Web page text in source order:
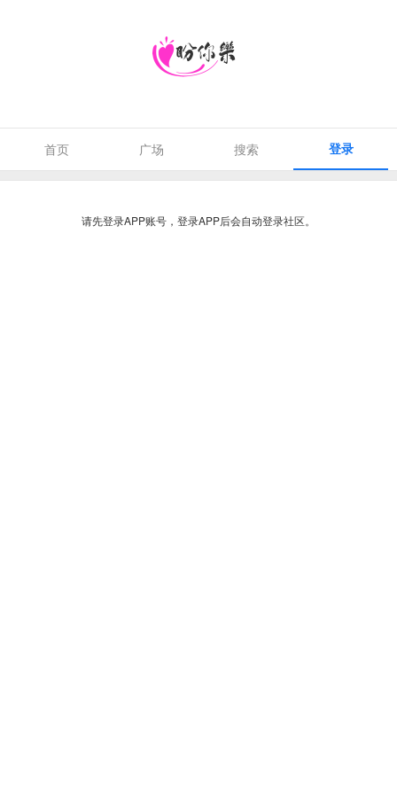
首页 广场 搜索 登录
请先登录APP账号，登录APP后会自动登录社区。